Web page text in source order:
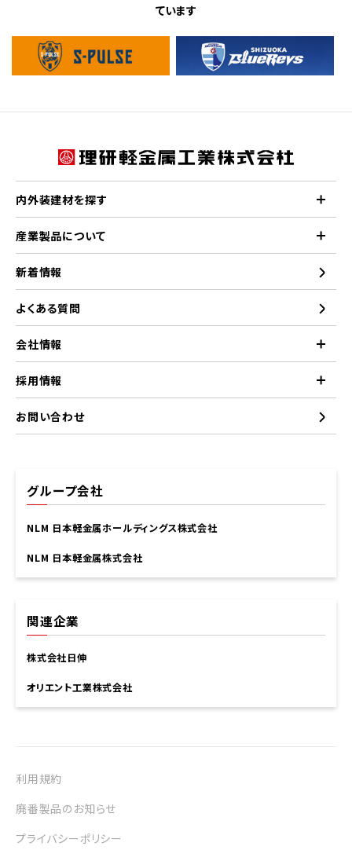
ています
内外装建材を探す
産業製品について
新着情報
よくある質問
会社情報
採用情報
お問い合わせ
グループ会社
NLM 日本軽金属ホールディングス株式会社
NLM 日本軽金属株式会社
関連企業
株式会社日伸
オリエント工業株式会社
利用規約
廃番製品のお知らせ
プライバシーポリシー